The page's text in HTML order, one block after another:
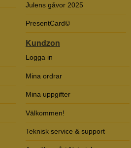
Julens gåvor 2025
PresentCard©
Kundzon
Logga in
Mina ordrar
Mina uppgifter
Välkommen!
Teknisk service & support